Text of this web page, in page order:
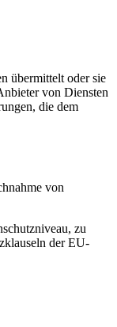
übermittelt oder sie
von Diensten
die dem
von
zu
der EU-